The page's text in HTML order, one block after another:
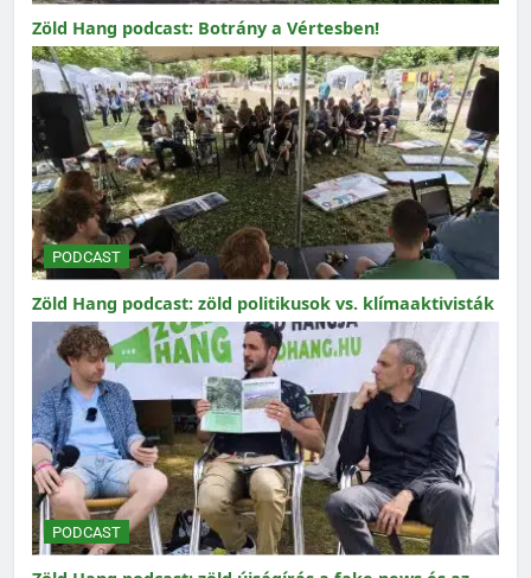
Zöld Hang podcast: Botrány a Vértesben!
PODCAST
Zöld Hang podcast: zöld politikusok vs. klímaaktivisták
PODCAST